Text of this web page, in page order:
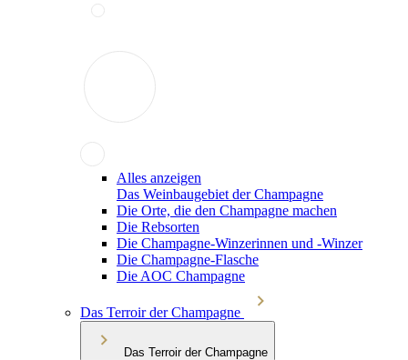
Alles anzeigen
Das Weinbaugebiet der Champagne
Die Orte, die den Champagne machen
Die Rebsorten
Die Champagne-Winzerinnen und -Winzer
Die Champagne-Flasche
Die AOC Champagne
Das Terroir der Champagne
Das Terroir der Champagne